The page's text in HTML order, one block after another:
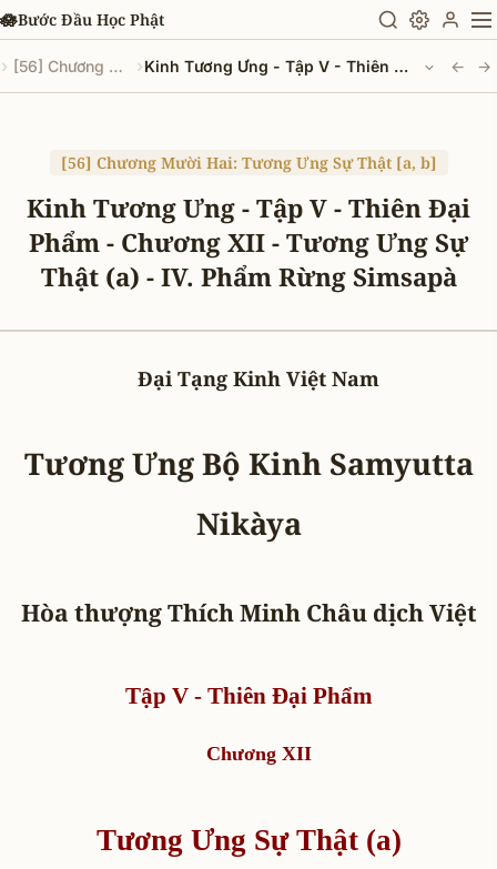
Chuyển đến nội dung chính
🪷Bước Đầu Học Phật
› [56] Chương Mười Hai: Tương Ưng Sự Thật [a, b] › Kinh Tương Ưng - Tập V - Thiên Ðại Phẩm - Chương XII - Tương Ưng Sự Thật (a) - IV. Phẩm Rừng Simsapà ← →
[56] Chương Mười Hai: Tương Ưng Sự Thật [a, b]
Kinh Tương Ưng - Tập V - Thiên Ðại
Phẩm - Chương XII - Tương Ưng Sự
Thật (a) - IV. Phẩm Rừng Simsapà
Đại Tạng Kinh Việt Nam
Tương Ưng Bộ Kinh Samyutta
Nikàya
Hòa thượng Thích Minh Châu dịch Việt
Tập V - Thiên Ðại Phẩm
Chương XII
Tương Ưng Sự Thật (a)